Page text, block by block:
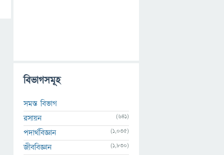
বিভাগসমূহ
সমস্ত বিভাগ
রসায়ন
(641)
পদার্থবিজ্ঞান (1,035)
জীববিজ্ঞান (1,830)